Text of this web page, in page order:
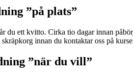
”på plats”
du ett kvitto. Cirka tio dagar innan
innan du kontaktar oss på
”när du vill”